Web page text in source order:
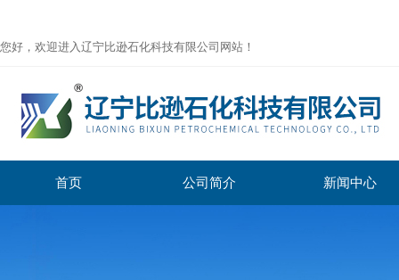
您好，欢迎进入辽宁比逊石化科技有限公司网站！
首页 公司简介 新闻中心